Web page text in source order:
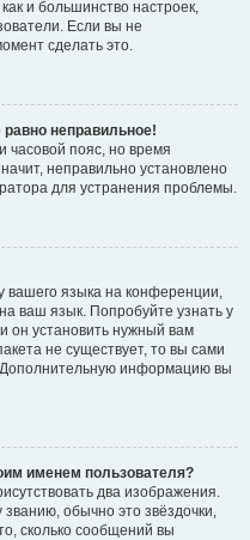
и большинство настроек,
Если вы не
сделать это.
неправильное!
часовой пояс, но время
неправильно установлено
для устранения проблемы.
вашего языка на конференции,
ваш язык. Попробуйте узнать у
он установить нужный вам
не существует, то вы сами
информацию вы
именем пользователя?
два изображения.
обычно это звёздочки,
сколько сообщений вы